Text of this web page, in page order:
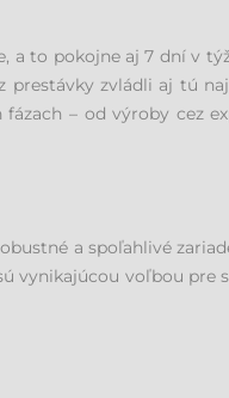
to pokojne aj 7 dní v
prestávky zvládli aj tú
– od výroby cez
a spoľahlivé
vynikajúcou voľbou pre